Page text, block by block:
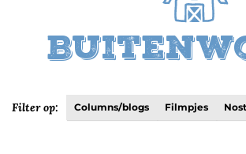
Filter op: Columns/blogs Filmpjes